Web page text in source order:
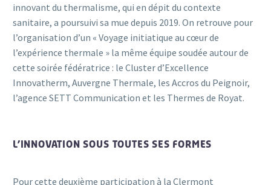
innovant du thermalisme, qui en dépit du contexte
sanitaire, a poursuivi sa mue depuis 2019. On retrouve pour
l’organisation d’un « Voyage initiatique au cœur de
l’expérience thermale » la même équipe soudée autour de
cette soirée fédératrice : le Cluster d’Excellence
Innovatherm, Auvergne Thermale, les Accros du Peignoir,
l’agence SETT Communication et les Thermes de Royat.
L’INNOVATION SOUS TOUTES SES FORMES
Pour cette deuxième participation à la Clermont